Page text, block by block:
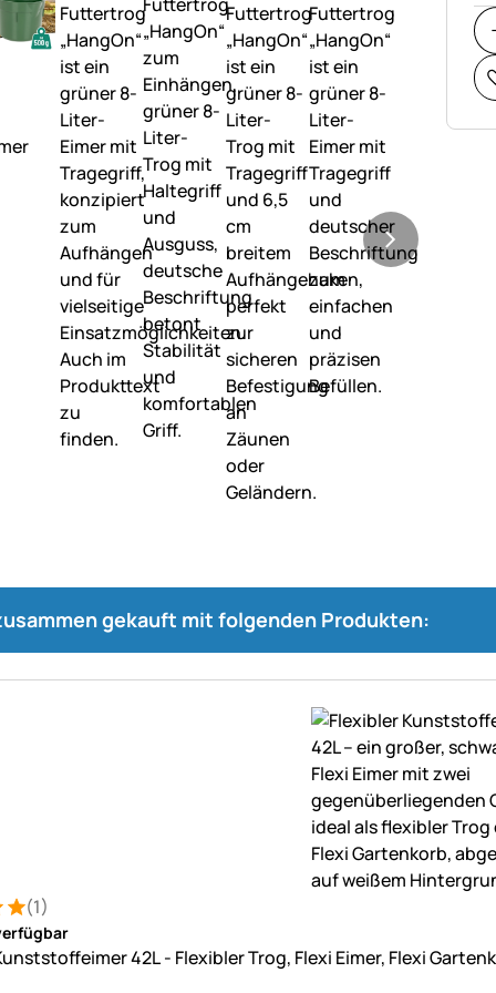
gekauft mit folgenden Produkten:
5 von 5 (1 Bewertungen)
(1)
42L - Flexibler Trog, Flexi Eimer, Flexi